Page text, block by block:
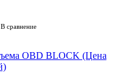
В сравнение